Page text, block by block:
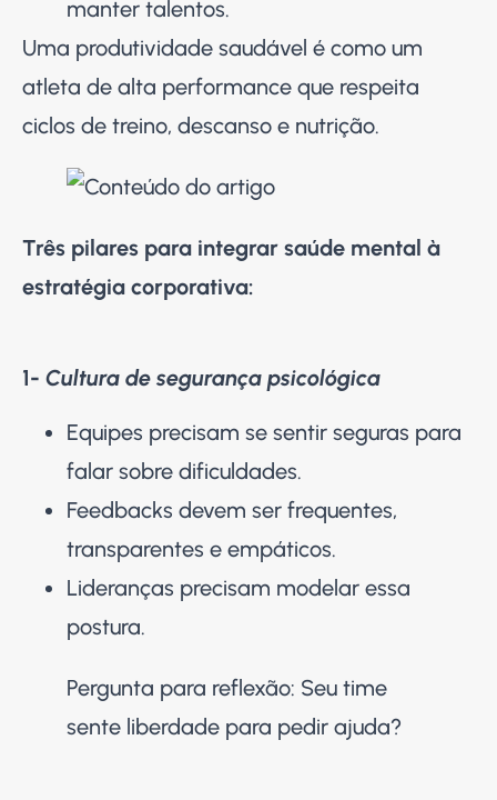
manter talentos.
Uma produtividade saudável é como um
atleta de alta performance que respeita
ciclos de treino, descanso e nutrição.
Três pilares para integrar saúde mental à
estratégia corporativa:
1- Cultura de segurança psicológica
Equipes precisam se sentir seguras para
falar sobre dificuldades.
Feedbacks devem ser frequentes,
transparentes e empáticos.
Lideranças precisam modelar essa
postura.
Pergunta para reflexão: Seu time
sente liberdade para pedir ajuda?